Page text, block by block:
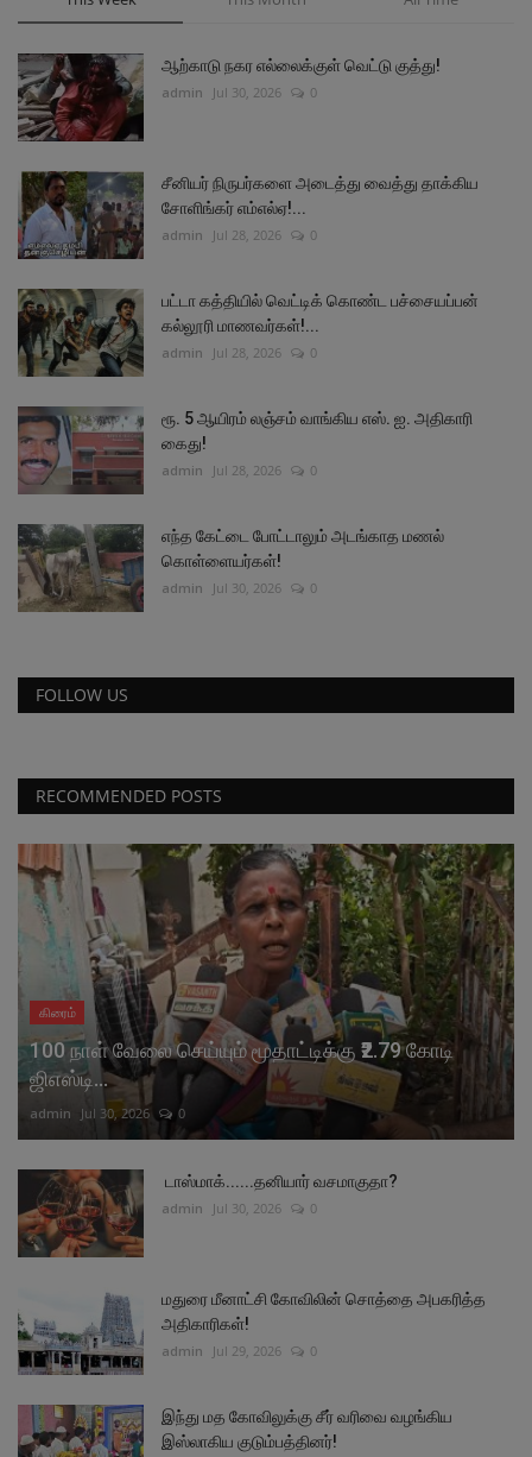
ஆற்காடு நகர எல்லைக்குள் வெட்டு குத்து!
admin Jul 30, 2026 0
சீனியர் நிருபர்களை அடைத்து வைத்து தாக்கிய
சோளிங்கர் எம்எல்ஏ!...
admin Jul 28, 2026 0
பட்டா கத்தியில் வெட்டிக் கொண்ட பச்சையப்பன்
கல்லூரி மாணவர்கள்!...
admin Jul 28, 2026 0
ரூ. 5 ஆயிரம் லஞ்சம் வாங்கிய எஸ். ஐ. அதிகாரி
கைது!
admin Jul 28, 2026 0
எந்த கேட்டை போட்டாலும் அடங்காத மணல்
கொள்ளையர்கள்!
admin Jul 30, 2026 0
FOLLOW US
RECOMMENDED POSTS
கிரைம்
100 நாள் வேலை செய்யும் மூதாட்டிக்கு ₹2.79 கோடி
ஜிஎஸ்டி...
admin Jul 30, 2026 0
டாஸ்மாக்......தனியார் வசமாகுதா?
admin Jul 30, 2026 0
மதுரை மீனாட்சி கோவிலின் சொத்தை அபகரித்த
அதிகாரிகள்!
admin Jul 29, 2026 0
இந்து மத கோவிலுக்கு சீர் வரிவை வழங்கிய
இஸ்லாகிய குடும்பத்தினர்!